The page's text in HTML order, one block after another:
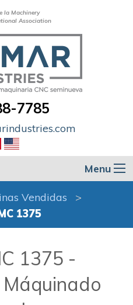
la Machinery
Association
7785
Menu
Vendidas
1375
1375 -